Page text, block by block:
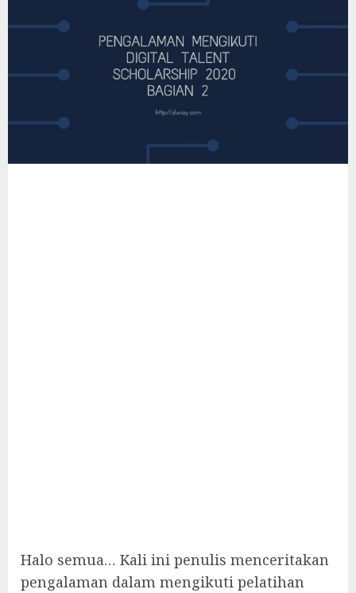
Halo semua… Kali ini penulis menceritakan
pengalaman dalam mengikuti pelatihan